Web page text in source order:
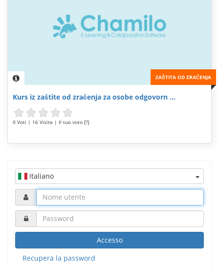
ZAŠTITA OD ZRAČENJA
Kurs iz zaštite od zračenja za osobe odgovorn ...
0 Voti | 16 Visite | Il tuo voto [?]
Italiano
Accesso
Recupera la password